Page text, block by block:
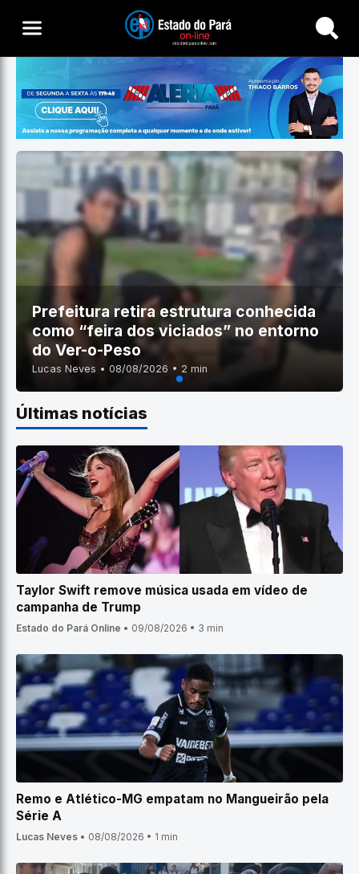
Buscar
Prefeitura retira estrutura conhecida
como “feira dos viciados” no entorno
do Ver-o-Peso
Lucas Neves • 08/08/2026 • 2 min
Últimas notícias
Taylor Swift remove música usada em vídeo de
campanha de Trump
Estado do Pará Online • 09/08/2026 • 3 min
Remo e Atlético-MG empatam no Mangueirão pela
Série A
Lucas Neves • 08/08/2026 • 1 min